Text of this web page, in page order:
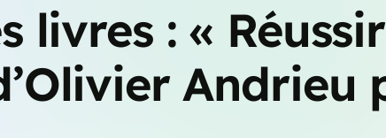
livres : «
Andrieu